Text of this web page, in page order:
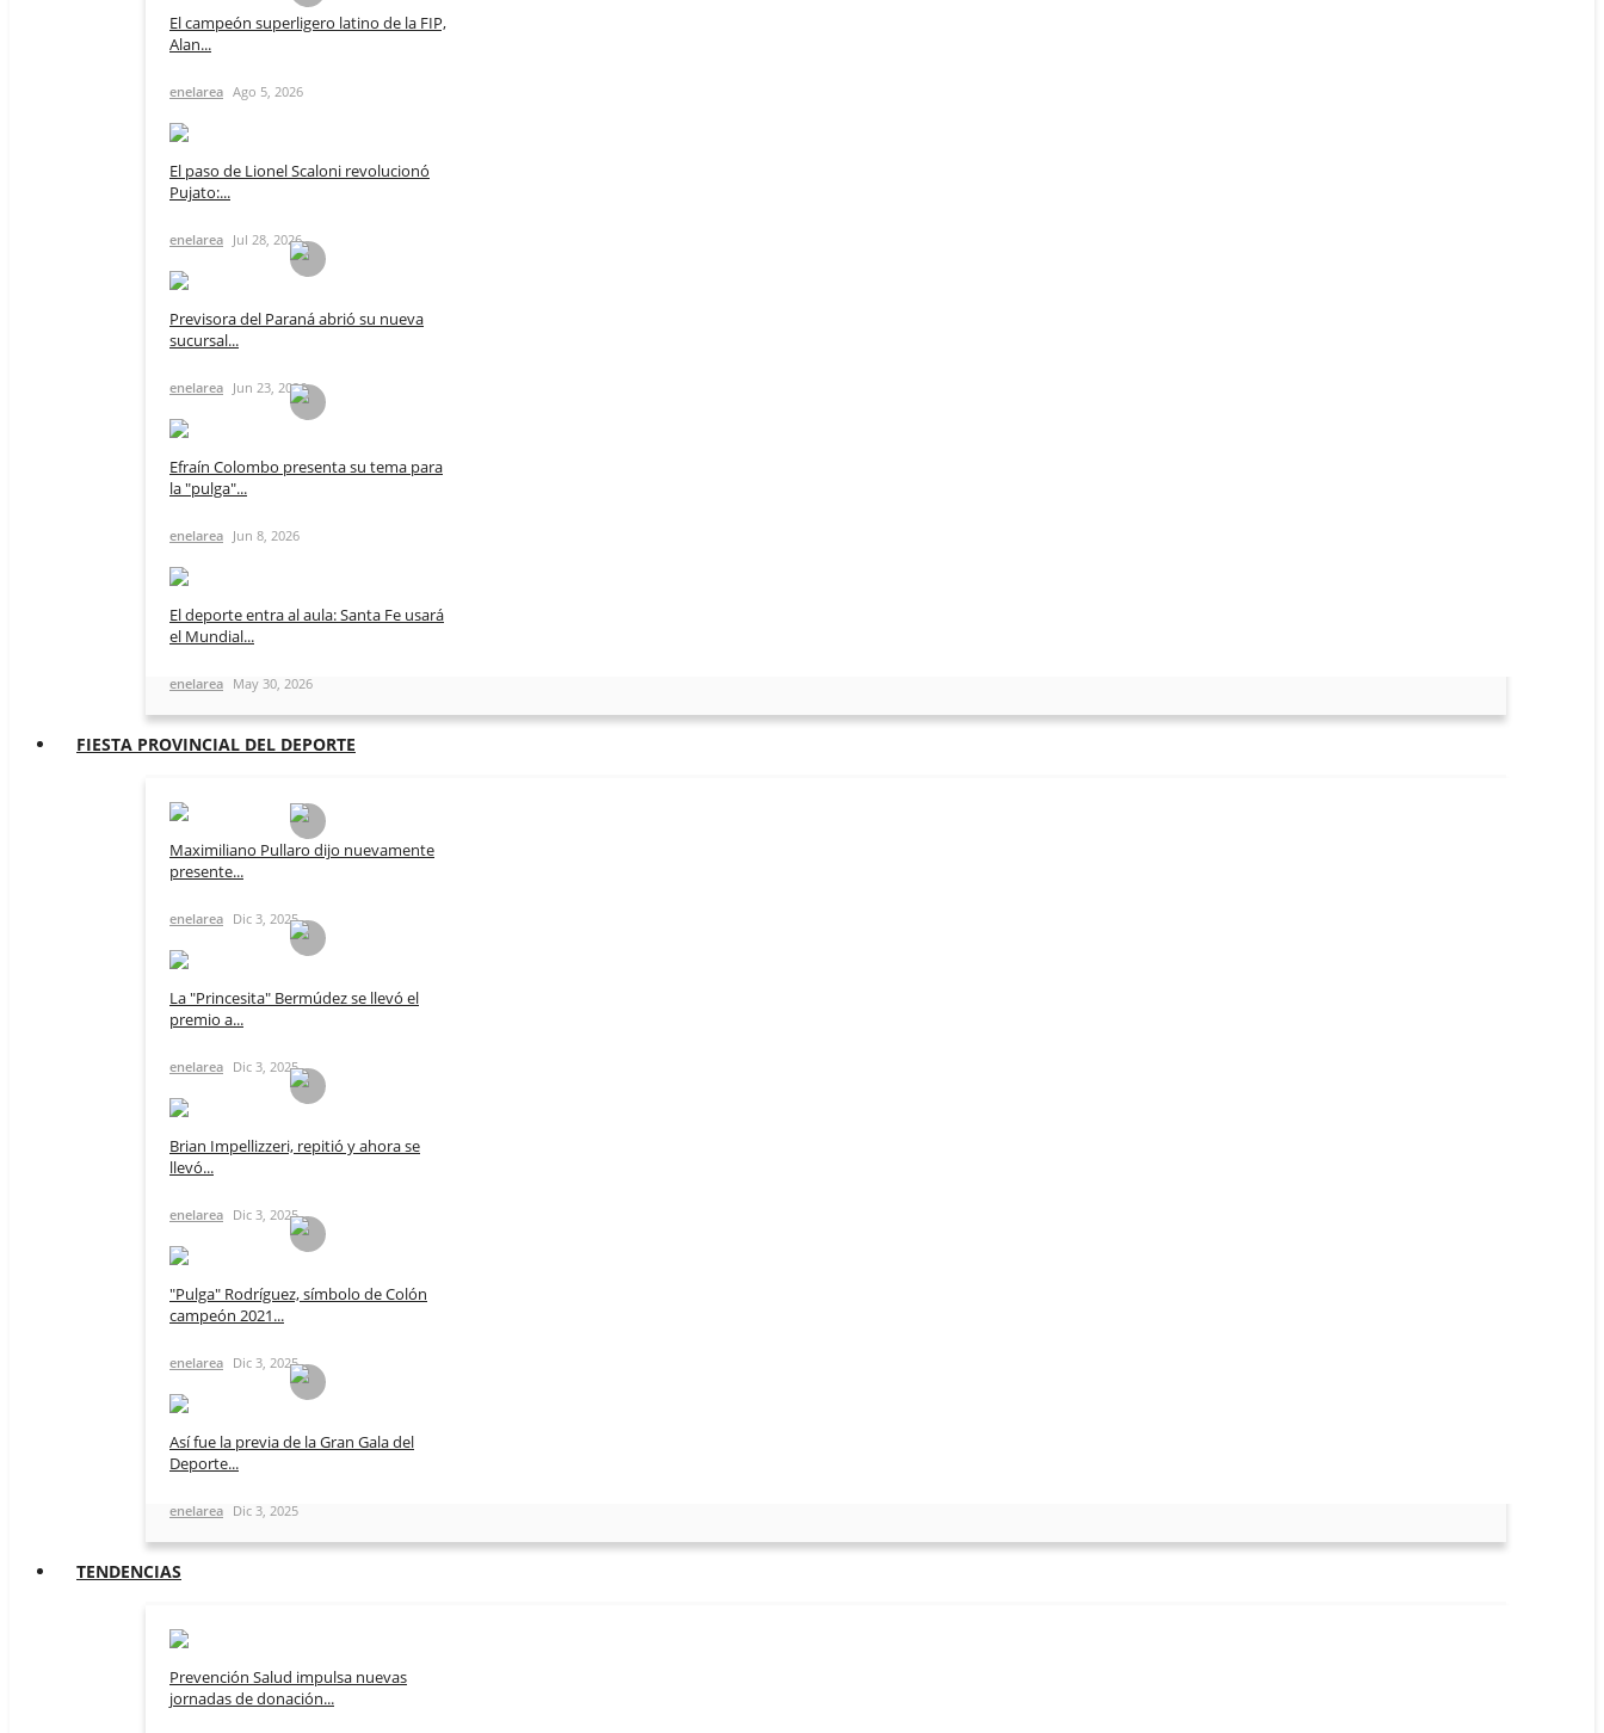
El campeón superligero latino de la FIP,
Alan...
enelarea Ago 5, 2026
El paso de Lionel Scaloni revolucionó
Pujato:...
enelarea Jul 28, 2026
Previsora del Paraná abrió su nueva
sucursal...
enelarea Jun 23, 2026
Efraín Colombo presenta su tema para
la "pulga"...
enelarea Jun 8, 2026
El deporte entra al aula: Santa Fe usará
el Mundial...
enelarea May 30, 2026
FIESTA PROVINCIAL DEL DEPORTE
Maximiliano Pullaro dijo nuevamente
presente...
enelarea Dic 3, 2025
La "Princesita" Bermúdez se llevó el
premio a...
enelarea Dic 3, 2025
Brian Impellizzeri, repitió y ahora se
llevó...
enelarea Dic 3, 2025
"Pulga" Rodríguez, símbolo de Colón
campeón 2021...
enelarea Dic 3, 2025
Así fue la previa de la Gran Gala del
Deporte...
enelarea Dic 3, 2025
TENDENCIAS
Prevención Salud impulsa nuevas
jornadas de donación...